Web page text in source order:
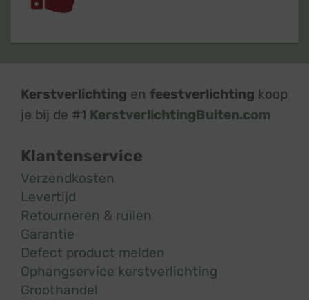
Kerstverlichting en feestverlichting koop
je bij de #1 KerstverlichtingBuiten.com
Klantenservice
Verzendkosten
Levertijd
Retourneren & ruilen
Garantie
Defect product melden
Ophangservice kerstverlichting
Groothandel